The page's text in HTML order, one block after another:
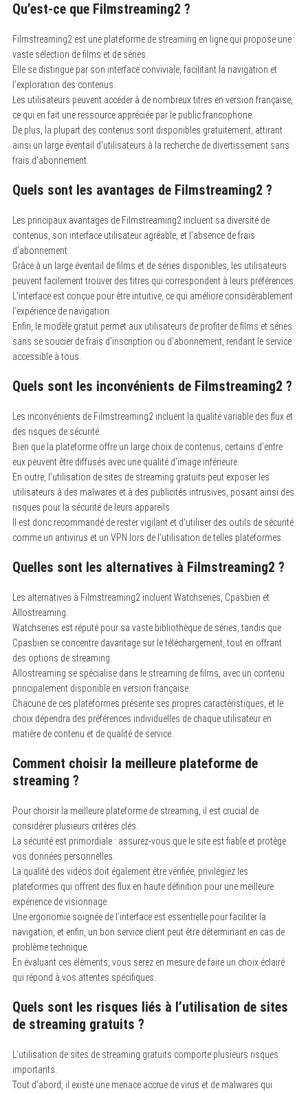
Qu’est-ce que Filmstreaming2 ?
Filmstreaming2 est une plateforme de streaming en ligne qui propose une
vaste sélection de films et de séries.
Elle se distingue par son interface conviviale, facilitant la navigation et
l’exploration des contenus.
Les utilisateurs peuvent accéder à de nombreux titres en version française,
ce qui en fait une ressource appréciée par le public francophone.
De plus, la plupart des contenus sont disponibles gratuitement, attirant
ainsi un large éventail d’utilisateurs à la recherche de divertissement sans
frais d’abonnement.
Quels sont les avantages de Filmstreaming2 ?
Les principaux avantages de Filmstreaming2 incluent sa diversité de
contenus, son interface utilisateur agréable, et l’absence de frais
d’abonnement.
Grâce à un large éventail de films et de séries disponibles, les utilisateurs
peuvent facilement trouver des titres qui correspondent à leurs préférences.
L’interface est conçue pour être intuitive, ce qui améliore considérablement
l’expérience de navigation.
Enfin, le modèle gratuit permet aux utilisateurs de profiter de films et séries
sans se soucier de frais d’inscription ou d’abonnement, rendant le service
accessible à tous.
Quels sont les inconvénients de Filmstreaming2 ?
Les inconvénients de Filmstreaming2 incluent la qualité variable des flux et
des risques de sécurité.
Bien que la plateforme offre un large choix de contenus, certains d’entre
eux peuvent être diffusés avec une qualité d’image inférieure.
En outre, l’utilisation de sites de streaming gratuits peut exposer les
utilisateurs à des malwares et à des publicités intrusives, posant ainsi des
risques pour la sécurité de leurs appareils.
Il est donc recommandé de rester vigilant et d’utiliser des outils de sécurité
comme un antivirus et un VPN lors de l’utilisation de telles plateformes.
Quelles sont les alternatives à Filmstreaming2 ?
Les alternatives à Filmstreaming2 incluent Watchseries, Cpasbien et
Allostreaming.
Watchseries est réputé pour sa vaste bibliothèque de séries, tandis que
Cpasbien se concentre davantage sur le téléchargement, tout en offrant
des options de streaming.
Allostreaming se spécialise dans le streaming de films, avec un contenu
principalement disponible en version française.
Chacune de ces plateformes présente ses propres caractéristiques, et le
choix dépendra des préférences individuelles de chaque utilisateur en
matière de contenu et de qualité de service.
Comment choisir la meilleure plateforme de
streaming ?
Pour choisir la meilleure plateforme de streaming, il est crucial de
considérer plusieurs critères clés.
La sécurité est primordiale : assurez-vous que le site est fiable et protège
vos données personnelles.
La qualité des vidéos doit également être vérifiée, privilégiez les
plateformes qui offrent des flux en haute définition pour une meilleure
expérience de visionnage.
Une ergonomie soignée de l’interface est essentielle pour faciliter la
navigation, et enfin, un bon service client peut être déterminant en cas de
problème technique.
En évaluant ces éléments, vous serez en mesure de faire un choix éclairé
qui répond à vos attentes spécifiques.
Quels sont les risques liés à l’utilisation de sites
de streaming gratuits ?
L’utilisation de sites de streaming gratuits comporte plusieurs risques
importants.
Tout d’abord, il existe une menace accrue de virus et de malwares qui